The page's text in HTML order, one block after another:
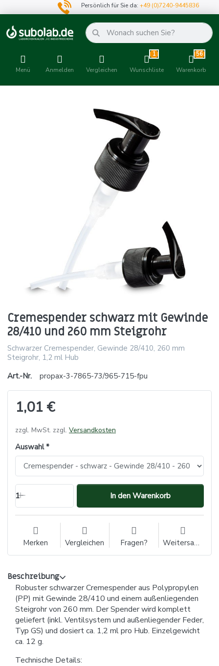
Persönlich für Sie da:+49 (0)7240-9445836
Menü Anmelden Vergleichen
1
Wunschliste
56
Warenkorb
Cremespender schwarz mit Gewinde
28/410 und 260 mm Steigrohr
Schwarzer Cremespender, Gewinde 28/410, 260 mm
Steigrohr, 1,2 ml Hub
Art.-Nr.
propax-3-7865-73/965-715-fpu
1,01 €
zzgl. MwSt. zzgl. Versandkosten
Auswahl
1 In den Warenkorb
Merken Vergleichen Fragen? Weitersagen
Beschreibung
Robuster schwarzer Cremespender aus Polypropylen
(PP) mit Gewinde 28/410 und einem außenliegenden
Steigrohr von 260 mm. Der Spender wird komplett
geliefert (inkl. Ventilsystem und außenliegender Feder,
Typ GS) und dosiert ca. 1,2 ml pro Hub. Einzelgewicht
ca. 12 g.
Technische Details: